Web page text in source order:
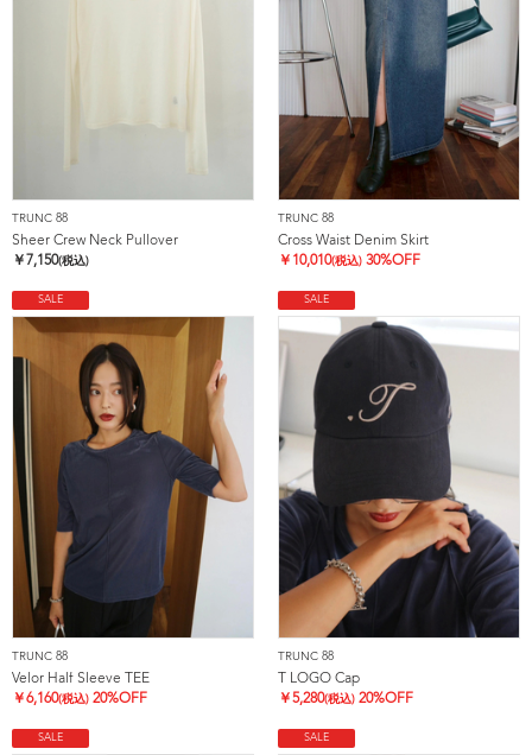
TRUNC 88
Sheer Crew Neck Pullover
￥ 7,150(税込)
TRUNC 88
Cross Waist Denim Skirt
￥ 10,010(税込) 30%OFF
SALE
TRUNC 88
Velor Half Sleeve TEE
￥6,160(税込) 20%OFF
SALE
TRUNC 88
T LOGO Cap
￥5,280(税込) 20%OFF
SALE SALE